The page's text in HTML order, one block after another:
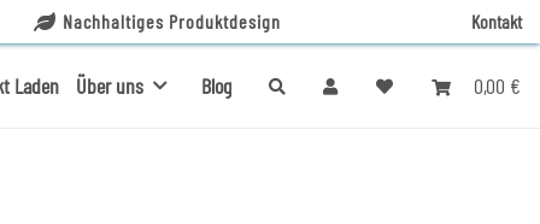
Nachhaltiges Produktdesign Kontakt
0,00 €
Laden Über uns Blog